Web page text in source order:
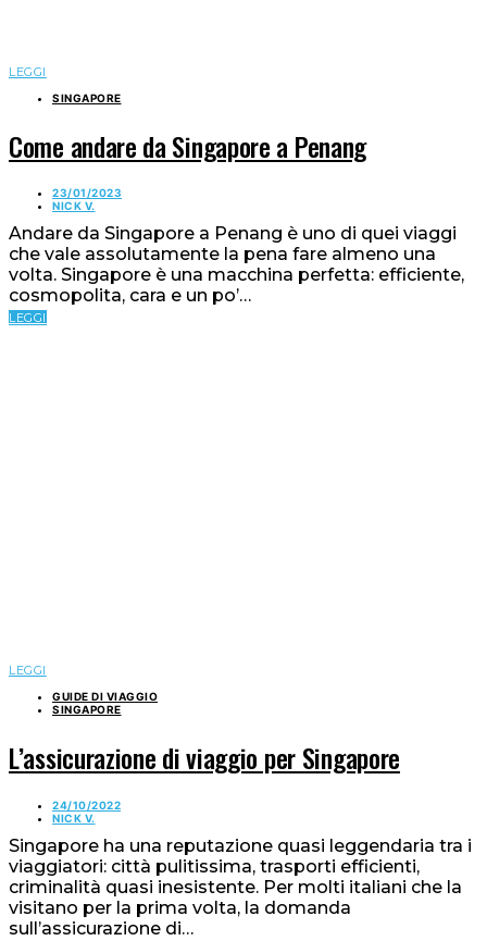
LEGGI
SINGAPORE
Come andare da Singapore a Penang
23/01/2023
NICK V.
Andare da Singapore a Penang è uno di quei viaggi
che vale assolutamente la pena fare almeno una
volta. Singapore è una macchina perfetta: efficiente,
cosmopolita, cara e un po’…
LEGGI
LEGGI
GUIDE DI VIAGGIO
SINGAPORE
L’assicurazione di viaggio per Singapore
24/10/2022
NICK V.
Singapore ha una reputazione quasi leggendaria tra i
viaggiatori: città pulitissima, trasporti efficienti,
criminalità quasi inesistente. Per molti italiani che la
visitano per la prima volta, la domanda
sull’assicurazione di…